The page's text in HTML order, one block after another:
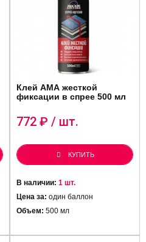
Клей АМА жесткой
фиксации в спрее 500 мл
772 ₽ / шт.
КУПИТЬ
В наличии: 1 шт.
Цена за: один баллон
Объем: 500 мл